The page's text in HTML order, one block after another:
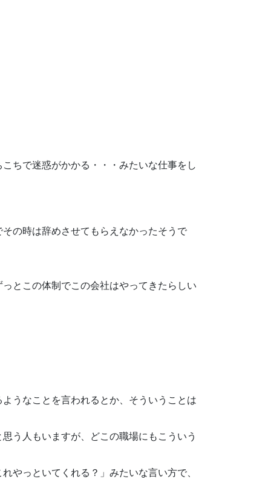
ちで迷惑がかかる・・・みたいな仕事をし
の時は辞めさせてもらえなかったそうで
とこの体制でこの会社はやってきたらしい
うなことを言われるとか、そういうことは
う人もいますが、どこの職場にもこういう
やっといてくれる？」みたいな言い方で、